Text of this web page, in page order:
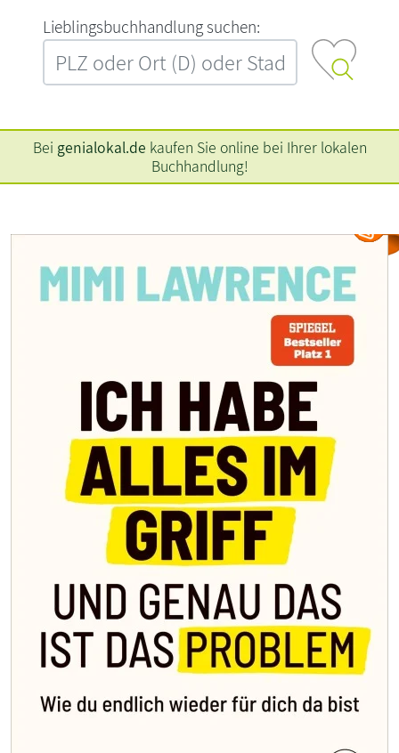
L‍i‍e‍b‍l‍i‍n‍g‍s‍b‍u‍c‍h‍h‍a‍n‍d‍l‍u‍n‍g‍ ‍s‍u‍c‍h‍e‍n‍:‍
Bei genialokal.de kaufen Sie online bei Ihrer lokalen
Buchhandlung!